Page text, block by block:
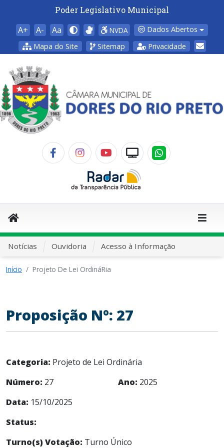
Poder Legislativo Municipal
A+ A- Aa NVDA
Dados Abertos
Mapa do Site
Sitemap Privacidade
Notícias Ouvidoria Acesso à Informação
Início Projeto De Lei OrdináRia
Proposição Nº: 27
Categoria: Projeto de Lei Ordinária
Número: 27 Ano: 2025
Data: 15/10/2025
Status:
Turno(s) Votação: Turno Único